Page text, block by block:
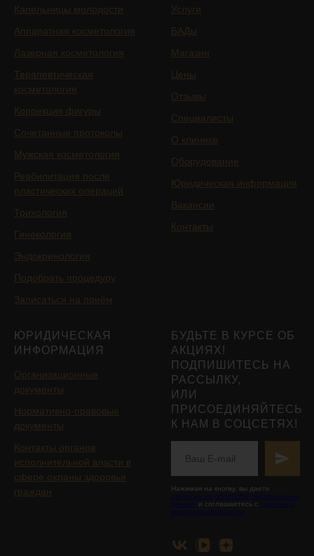
Капельницы молодости
Аппаратная косметология
Лазерная косметология
Терапевтическая
косметология
Коррекция фигуры
Сочетанные протоколы
Мужская косметология
Реабилитация после
пластических операций
Трихология
Гинекология
Эндокринология
Подобрать процедуру
Записаться на приём
Услуги
БАДы
Магазин
Цены
Отзывы
Специалисты
О клинике
Оборудование
Юридическая информация
Вакансии
Контакты
ЮРИДИЧЕСКАЯ
ИНФОРМАЦИЯ
Организационные
документы
Нормативно-правовые
документы
Контакты органов
исполнительной власти в
сфере охраны здоровья
граждан
БУДЬТЕ В КУРСЕ ОБ
АКЦИЯХ!
ПОДПИШИТЕСЬ НА
РАССЫЛКУ,
ИЛИ
ПРИСОЕДИНЯЙТЕСЬ
К НАМ В СОЦСЕТЯХ!
Нажимая на кнопку, вы даете
согласие на обработку персональных
данных и соглашаетесь с политикой
конфиденциальности